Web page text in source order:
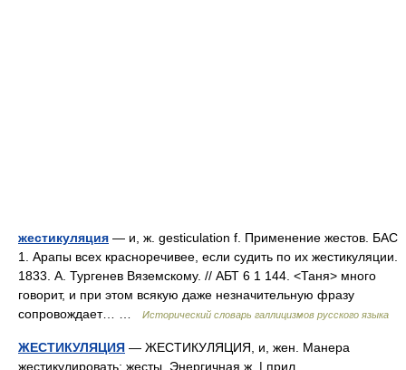
жестикуляция — и, ж. gesticulation f. Применение жестов. БАС
1. Арапы всех красноречивее, если судить по их жестикуляции.
1833. А. Тургенев Вяземскому. // АБТ 6 1 144. <Таня> много
говорит, и при этом всякую даже незначительную фразу
сопровождает… …
Исторический словарь галлицизмов русского языка
ЖЕСТИКУЛЯЦИЯ — ЖЕСТИКУЛЯЦИЯ, и, жен. Манера
жестикулировать; жесты. Энергичная ж. | прил.